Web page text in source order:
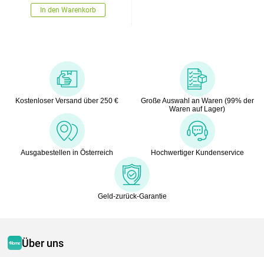
In den Warenkorb
Kostenloser Versand über 250 €
Große Auswahl an Waren (99% der
Waren auf Lager)
Ausgabestellen in Österreich Hochwertiger Kundenservice
Geld-zurück-Garantie
Über uns